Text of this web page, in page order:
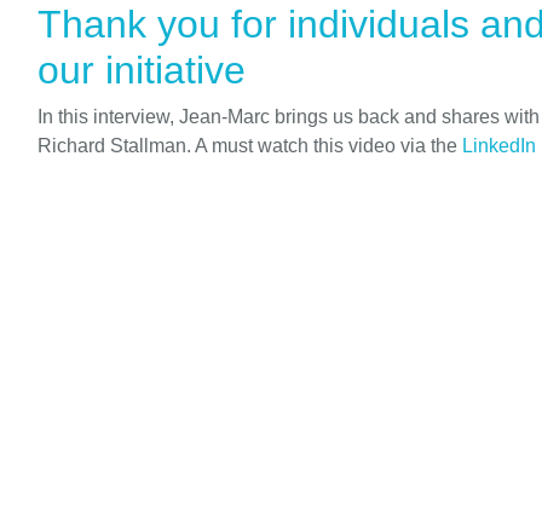
Thank you for individuals
our initiative
In this interview, Jean-Marc brings us back and shares
Richard Stallman. A must watch this video via the LinkedIn